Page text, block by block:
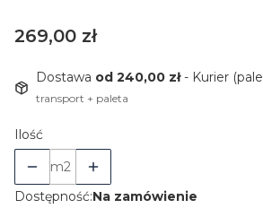
Cena
269,00 zł
Dostawa od 240,00 zł- Kurier
transport + paleta
Ilość
m2
Dostępność:Na zamówienie